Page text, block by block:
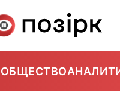
ОБЩЕСТВО